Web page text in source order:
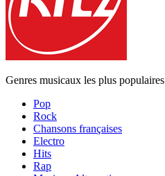
Genres musicaux les plus populaires
Pop
Rock
Chansons françaises
Electro
Hits
Rap